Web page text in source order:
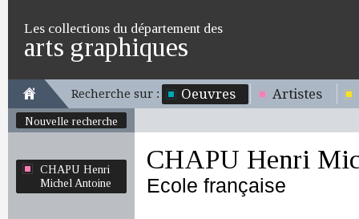
Les collections du département des
arts graphiques
Recherche sur : Oeuvres Artistes
Nouvelle recherche
CHAPU Henri
Michel Antoine
CHAPU Henri
Ecole française